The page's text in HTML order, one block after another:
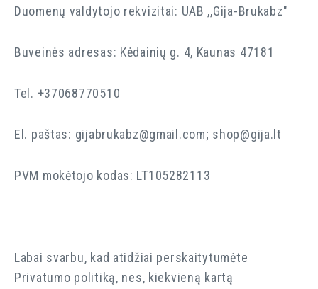
Duomenų valdytojo rekvizitai: UAB ,,Gija-Brukabz"
Buveinės adresas: Kėdainių g. 4, Kaunas 47181
Tel. +37068770510
El. paštas: gijabrukabz@gmail.com; shop@gija.lt
PVM mokėtojo kodas: LT105282113
Labai svarbu, kad atidžiai perskaitytumėte
Privatumo politiką, nes, kiekvieną kartą